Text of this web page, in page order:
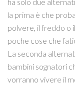
la prima è che
polvere, il freddo o
poche cose che
La seconda
bambini sognatori
vorranno vivere il